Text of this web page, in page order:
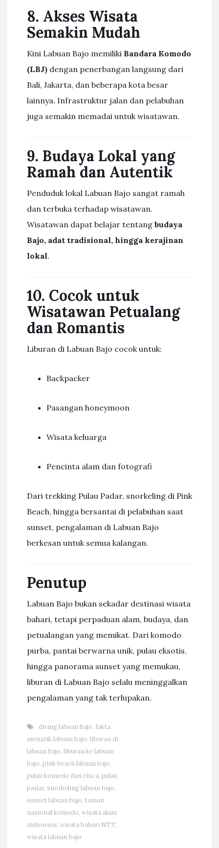
8. Akses Wisata
Semakin Mudah
Kini Labuan Bajo memiliki Bandara Komodo
(LBJ) dengan penerbangan langsung dari
Bali, Jakarta, dan beberapa kota besar
lainnya. Infrastruktur jalan dan pelabuhan
juga semakin memadai untuk wisatawan.
9. Budaya Lokal yang
Ramah dan Autentik
Penduduk lokal Labuan Bajo sangat ramah
dan terbuka terhadap wisatawan.
Wisatawan dapat belajar tentang budaya
Bajo, adat tradisional, hingga kerajinan
lokal.
10. Cocok untuk
Wisatawan Petualang
dan Romantis
Liburan di Labuan Bajo cocok untuk:
Backpacker
Pasangan honeymoon
Wisata keluarga
Pencinta alam dan fotografi
Dari trekking Pulau Padar, snorkeling di Pink
Beach, hingga bersantai di pelabuhan saat
sunset, pengalaman di Labuan Bajo
berkesan untuk semua kalangan.
Penutup
Labuan Bajo bukan sekadar destinasi wisata
bahari, tetapi perpaduan alam, budaya, dan
petualangan yang memikat. Dari komodo
purba, pantai berwarna unik, pulau eksotis,
hingga panorama sunset yang memukau,
liburan di Labuan Bajo selalu meninggalkan
pengalaman yang tak terlupakan.
diving labuan bajo, fakta
menarik labuan bajo, liburan di
labuan bajo, liburan ke labuan
bajo, pink beach labuan bajo,
pulau komodo dan rinca, pulau
padar, snorkeling labuan bajo,
sunset labuan bajo, taman
nasional komodo, wisata alam
indonesia, wisata bahari NTT,
wisata labuan bajo